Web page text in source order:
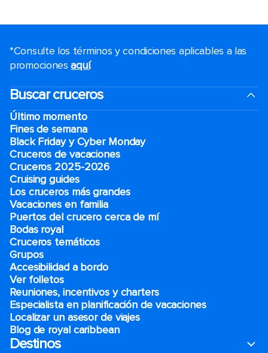
*Consulte los términos y condiciones aplicables a las
promocionesaquí.
Buscar cruceros
Último momento
Fines de semana
Black Friday y Cyber Monday
Cruceros de vacaciones
Cruceros 2025-2026
Cruising guides
Los cruceros más grandes
Vacaciones en familia
Puertos del crucero cerca de mí
Bodas royal
Cruceros temáticos
Grupos
Accesibilidad a bordo
Ver folletos
Reuniones, incentivos y charters​
Especialista en planificación de vacaciones
Localizar un asesor de viajes
Blog de royal caribbean
Destinos